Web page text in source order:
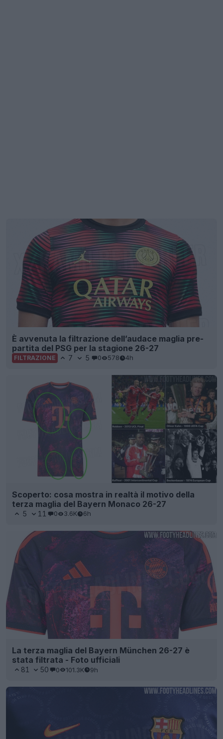
È avvenuta la filtrazione dell’audace maglia pre-
partita del PSG per la stagione 26-27
FILTRAZIONE 7 5 0 578 4h
Scoperto: cosa mostra in realtà il motivo della
terza maglia del Bayern Monaco 26-27
5 11 0 3.6K 6h
La terza maglia del Bayern München 26-27 è
stata filtrata - Foto ufficiali
81 50 0 101.3K 9h